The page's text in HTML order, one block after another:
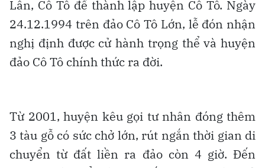
Toàn cảnh đảo Cô Tô, nhìn từ hướng đông